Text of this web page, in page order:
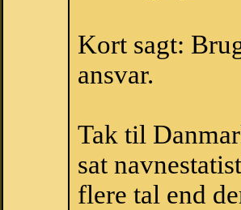
Kort sagt:
ansvar.
Tak til
sat
flere tal end